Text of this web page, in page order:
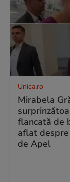
Unica.ro
Mirabela
flancată de
aflat
de Apel